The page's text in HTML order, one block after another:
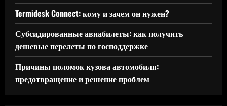
Termidesk Connect: кому и зачем он нужен?
Субсидированные авиабилеты: как получить
дешевые перелеты по господдержке
Причины поломок кузова автомобиля:
предотвращение и решение проблем